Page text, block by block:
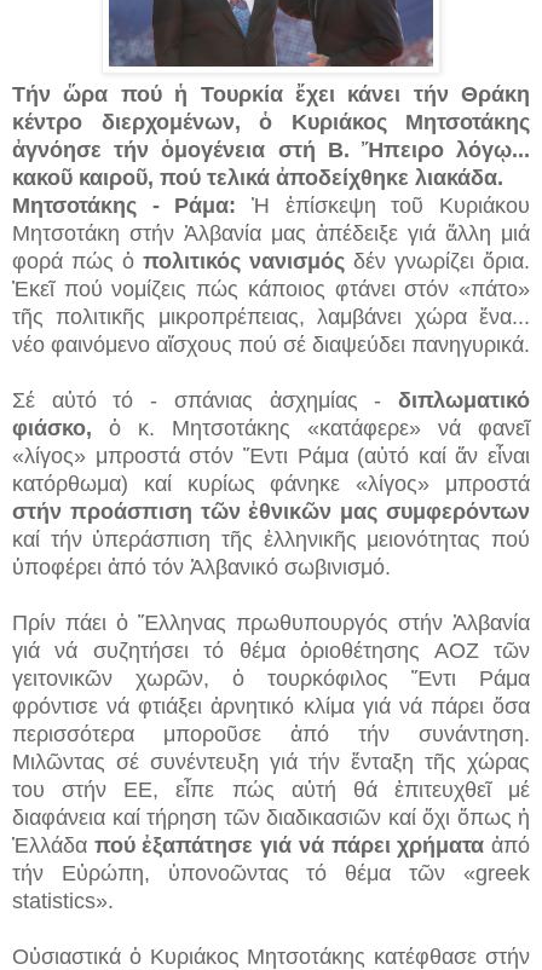
Τήν ὥρα πού ἡ Τουρκία ἔχει κάνει τήν Θράκη
κέντρο διερχομένων, ὁ Κυριάκος Μητσοτάκης
ἀγνόησε τήν ὁμογένεια στή Β. Ἤπειρο λόγῳ...
κακοῦ καιροῦ, πού τελικά ἀποδείχθηκε λιακάδα.
Μητσοτάκης - Ράμα: Ἡ ἐπίσκεψη τοῦ Κυριάκου
Μητσοτάκη στήν Ἀλβανία μας ἀπέδειξε γιά ἄλλη μιά
φορά πώς ὁ πολιτικός νανισμός δέν γνωρίζει ὅρια.
Ἐκεῖ πού νομίζεις πώς κάποιος φτάνει στόν «πάτο»
τῆς πολιτικῆς μικροπρέπειας, λαμβάνει χώρα ἕνα...
νέο φαινόμενο αἴσχους πού σέ διαψεύδει πανηγυρικά.
Σέ αὐτό τό - σπάνιας ἀσχημίας - διπλωματικό
φιάσκο, ὁ κ. Μητσοτάκης «κατάφερε» νά φανεῖ
«λίγος» μπροστά στόν Ἕντι Ράμα (αὐτό καί ἄν εἶναι
κατόρθωμα) καί κυρίως φάνηκε «λίγος» μπροστά
στήν προάσπιση τῶν ἐθνικῶν μας συμφερόντων
καί τήν ὑπεράσπιση τῆς ἑλληνικῆς μειονότητας πού
ὑποφέρει ἀπό τόν Ἀλβανικό σωβινισμό.
Πρίν πάει ὁ Ἕλληνας πρωθυπουργός στήν Ἀλβανία
γιά νά συζητήσει τό θέμα ὁριοθέτησης ΑΟΖ τῶν
γειτονικῶν χωρῶν, ὁ τουρκόφιλος Ἕντι Ράμα
φρόντισε νά φτιάξει ἀρνητικό κλίμα γιά νά πάρει ὅσα
περισσότερα μποροῦσε ἀπό τήν συνάντηση.
Μιλῶντας σέ συνέντευξη γιά τήν ἔνταξη τῆς χώρας
του στήν ΕΕ, εἶπε πώς αὐτή θά ἐπιτευχθεῖ μέ
διαφάνεια καί τήρηση τῶν διαδικασιῶν καί ὄχι ὅπως ἡ
Ἑλλάδα πού ἐξαπάτησε γιά νά πάρει χρήματα ἀπό
τήν Εὐρώπη, ὑπονοῶντας τό θέμα τῶν «greek
statistics».
Οὐσιαστικά ὁ Κυριάκος Μητσοτάκης κατέφθασε στήν